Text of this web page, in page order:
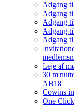
Adgang
Adgang
Adgang
Adgang
Adgang
Leje af
30
AB18
Cowins
One